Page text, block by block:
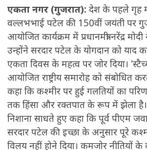
एकता नगर (गुजरात): देश के पहले गृह
वल्लभभाई पटेल की 150वीं जयंती पर
आयोजित कार्यक्रम में प्रधानमंत्री नरेंद्र
उन्होंने सरदार पटेल के योगदान को याद
एकता दिवस के महत्व पर जोर दिया।
आयोजित राष्ट्रीय समारोह को संबोधित
कहा कि कश्मीर पर हुई गलतियों का
तक हिंसा और रक्तपात के रूप में झेला है।
निशाना साधते हुए कहा कि पूर्व पीएम
सरदार पटेल की इच्छा के अनुसार पूरे
विलय नहीं होने दिया। कमजोर नीतियों